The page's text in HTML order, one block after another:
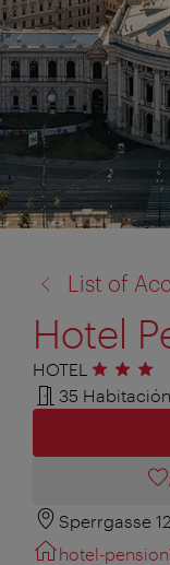
a:
List of
Hotel
HOTEL 3 estrellas
35 Habitación
Sperrgasse
hotel-